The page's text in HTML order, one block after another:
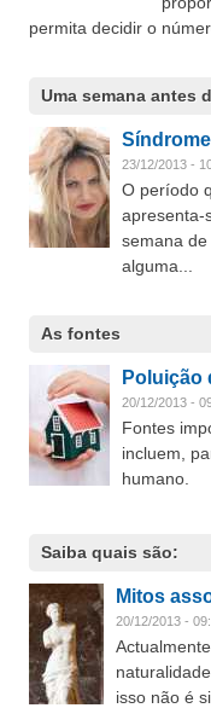
permita decidir o
Uma semana antes
23/12/2013 -
O período
apresenta-
semana
alguma...
As fontes
Poluição
20/12/2013 -
Fontes
incluem,
humano.
Saiba quais são:
Mitos
20/12/2013 -
isso não é